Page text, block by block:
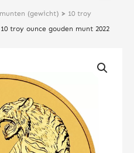
(gewicht) > 10 troy
troy ounce gouden munt 2022